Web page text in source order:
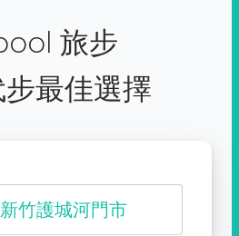
旅步
最佳選擇
竹護城河門市
登山口